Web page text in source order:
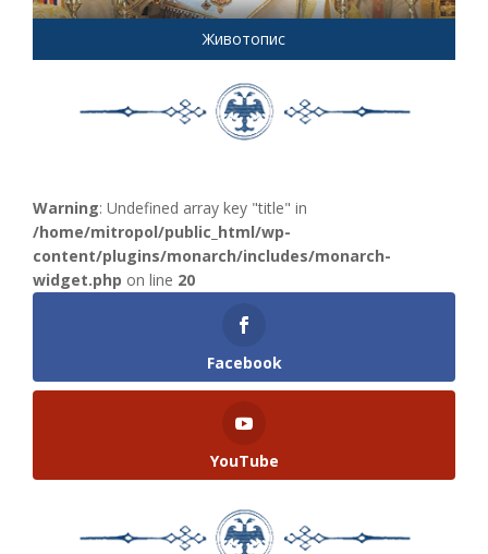
Животопис
Warning: Undefined array key "title" in
/home/mitropol/public_html/wp-
content/plugins/monarch/includes/monarch-
widget.php on line 20
Facebook
YouTube